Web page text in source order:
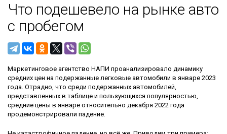
Что подешевело на рынке авто
с пробегом
Маркетинговое агентство НАПИ проанализировало динамику
средних цен на подержанные легковые автомобили в январе 2023
года. Отрадно, что среди подержанных автомобилей,
представленных в таблице и пользующихся популярностью,
средние цены в январе относительно декабря 2022 года
продемонстрировали падение.